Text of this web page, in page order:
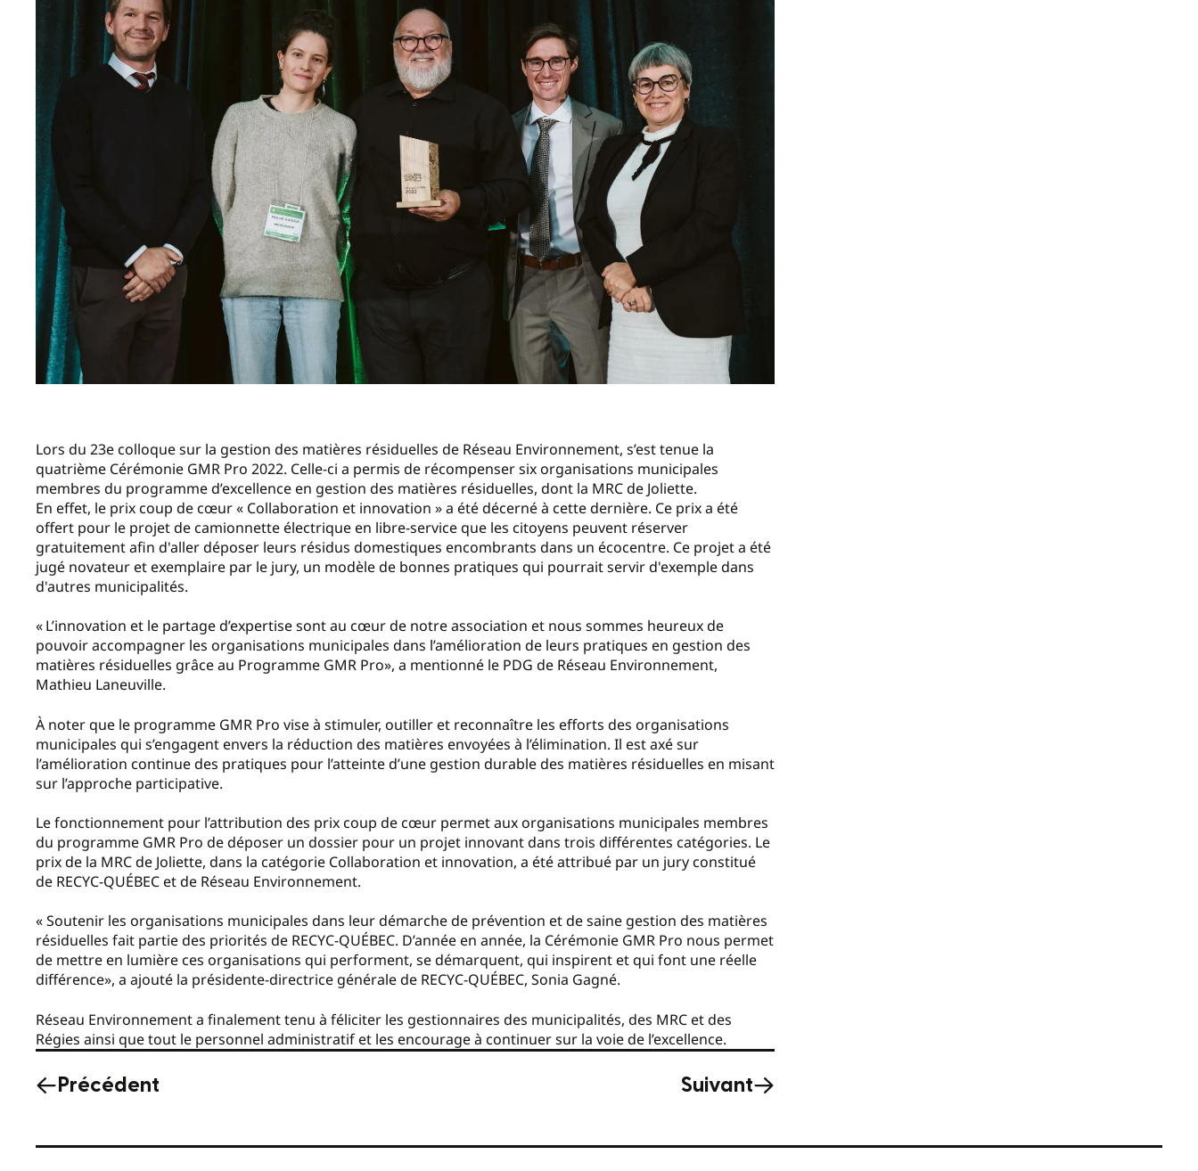
Lors du 23e colloque sur la gestion des matières résiduelles de Réseau Environnement, s’est tenue la
quatrième Cérémonie GMR Pro 2022. Celle-ci a permis de récompenser six organisations municipales
membres du programme d’excellence en gestion des matières résiduelles, dont la MRC de Joliette.
En effet, le prix coup de cœur « Collaboration et innovation » a été décerné à cette dernière. Ce prix a été
offert pour le projet de camionnette électrique en libre-service que les citoyens peuvent réserver
gratuitement afin d'aller déposer leurs résidus domestiques encombrants dans un écocentre. Ce projet a été
jugé novateur et exemplaire par le jury, un modèle de bonnes pratiques qui pourrait servir d'exemple dans
d'autres municipalités.
« L’innovation et le partage d’expertise sont au cœur de notre association et nous sommes heureux de
pouvoir accompagner les organisations municipales dans l’amélioration de leurs pratiques en gestion des
matières résiduelles grâce au Programme GMR Pro», a mentionné le PDG de Réseau Environnement,
Mathieu Laneuville.
À noter que le programme GMR Pro vise à stimuler, outiller et reconnaître les efforts des organisations
municipales qui s’engagent envers la réduction des matières envoyées à l’élimination. Il est axé sur
l’amélioration continue des pratiques pour l’atteinte d’une gestion durable des matières résiduelles en misant
sur l’approche participative.
Le fonctionnement pour l’attribution des prix coup de cœur permet aux organisations municipales membres
du programme GMR Pro de déposer un dossier pour un projet innovant dans trois différentes catégories. Le
prix de la MRC de Joliette, dans la catégorie Collaboration et innovation, a été attribué par un jury constitué
de RECYC-QUÉBEC et de Réseau Environnement.
« Soutenir les organisations municipales dans leur démarche de prévention et de saine gestion des matières
résiduelles fait partie des priorités de RECYC-QUÉBEC. D’année en année, la Cérémonie GMR Pro nous permet
de mettre en lumière ces organisations qui performent, se démarquent, qui inspirent et qui font une réelle
différence», a ajouté la présidente-directrice générale de RECYC-QUÉBEC, Sonia Gagné.
Réseau Environnement a finalement tenu à féliciter les gestionnaires des municipalités, des MRC et des
Régies ainsi que tout le personnel administratif et les encourage à continuer sur la voie de l’excellence.
Précédent Suivant